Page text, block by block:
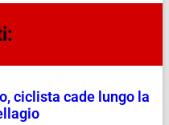
ciclista cade lungo la